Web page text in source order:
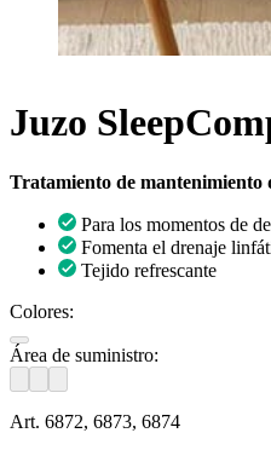
Juzo
Tratamiento de mantenimiento
Para los momentos de
Fomenta el drenaje
Tejido refrescante
Colores:
Área de suministro:
Art. 6872, 6873, 6874